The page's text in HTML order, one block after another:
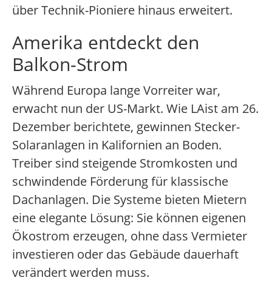
über Technik-Pioniere hinaus erweitert.
Amerika entdeckt den
Balkon-Strom
Während Europa lange Vorreiter war,
erwacht nun der US-Markt. Wie LAist am 26.
Dezember berichtete, gewinnen Stecker-
Solaranlagen in Kalifornien an Boden.
Treiber sind steigende Stromkosten und
schwindende Förderung für klassische
Dachanlagen. Die Systeme bieten Mietern
eine elegante Lösung: Sie können eigenen
Ökostrom erzeugen, ohne dass Vermieter
investieren oder das Gebäude dauerhaft
verändert werden muss.